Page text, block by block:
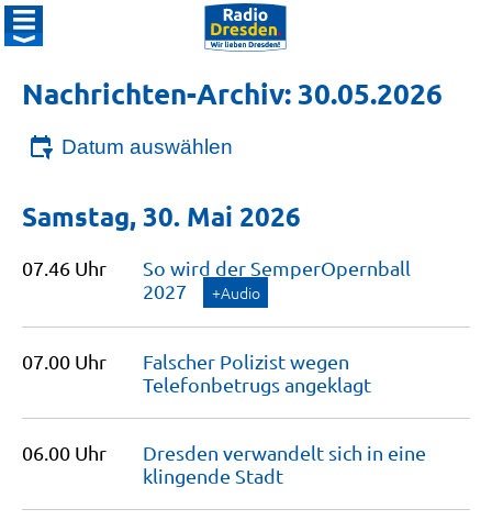
Nachrichten-Archiv: 30.05.2026
Datum auswählen
Samstag, 30. Mai 2026
07.46 Uhr
So wird der SemperOpernball
2027
+Audio
07.00 Uhr
Falscher Polizist wegen
Telefonbetrugsangeklagt
06.00 Uhr
Dresden verwandelt sich in eine
klingende Stadt